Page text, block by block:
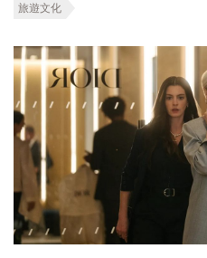
旅遊文化